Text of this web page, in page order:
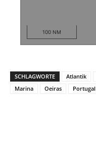
100 NM
SCHLAGWORTE Atlantik
Marina
Oeiras Portugal